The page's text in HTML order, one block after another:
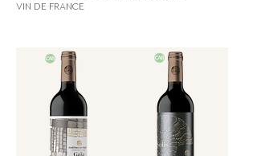
VIN DE FRANCE